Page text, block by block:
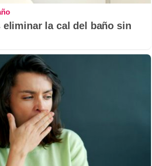
eliminar la cal del baño sin